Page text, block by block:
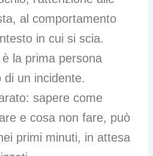
al comportamento
in cui si scia.
la prima persona
di un incidente.
sapere come
e cosa non fare, può
primi minuti, in attesa